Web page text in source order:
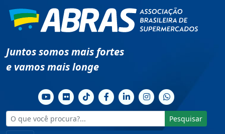
Juntos somos mais fortes
e vamos mais longe
Pesquisar